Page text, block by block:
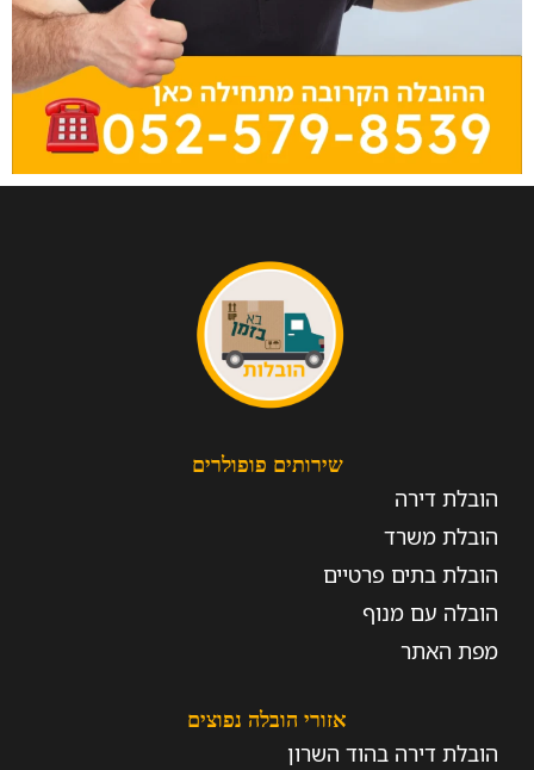
שירותים פופולרים
הובלת דירה
הובלת משרד
הובלת בתים פרטיים
הובלה עם מנוף
מפת האתר
אזורי הובלה נפוצים
הובלת דירה בהוד השרון